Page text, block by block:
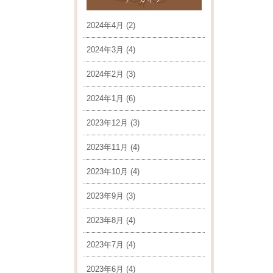
2024年4月 (2)
2024年3月 (4)
2024年2月 (3)
2024年1月 (6)
2023年12月 (3)
2023年11月 (4)
2023年10月 (4)
2023年9月 (3)
2023年8月 (4)
2023年7月 (4)
2023年6月 (4)